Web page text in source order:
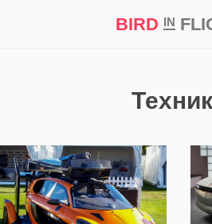
BIRD IN
430